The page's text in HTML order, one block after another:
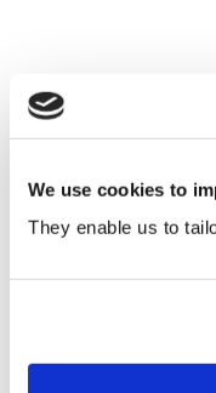
We use cookies to
They enable us to